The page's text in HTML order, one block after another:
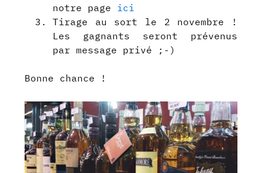
notre page ici
Tirage au sort le 2 novembre !
Les gagnants seront prévenus
par message privé ;-)
Bonne chance !